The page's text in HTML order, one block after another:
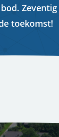
toekomst!